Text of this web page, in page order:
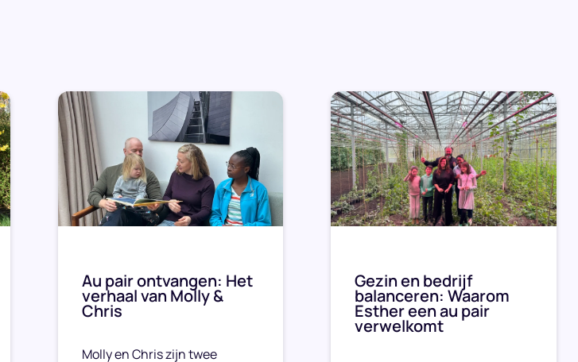
Au pair ontvangen: Het
verhaal van Molly &
Chris
Molly en Chris zijn twee
Gezin en bedrijf
balanceren: Waarom
Esther een au pair
verwelkomt